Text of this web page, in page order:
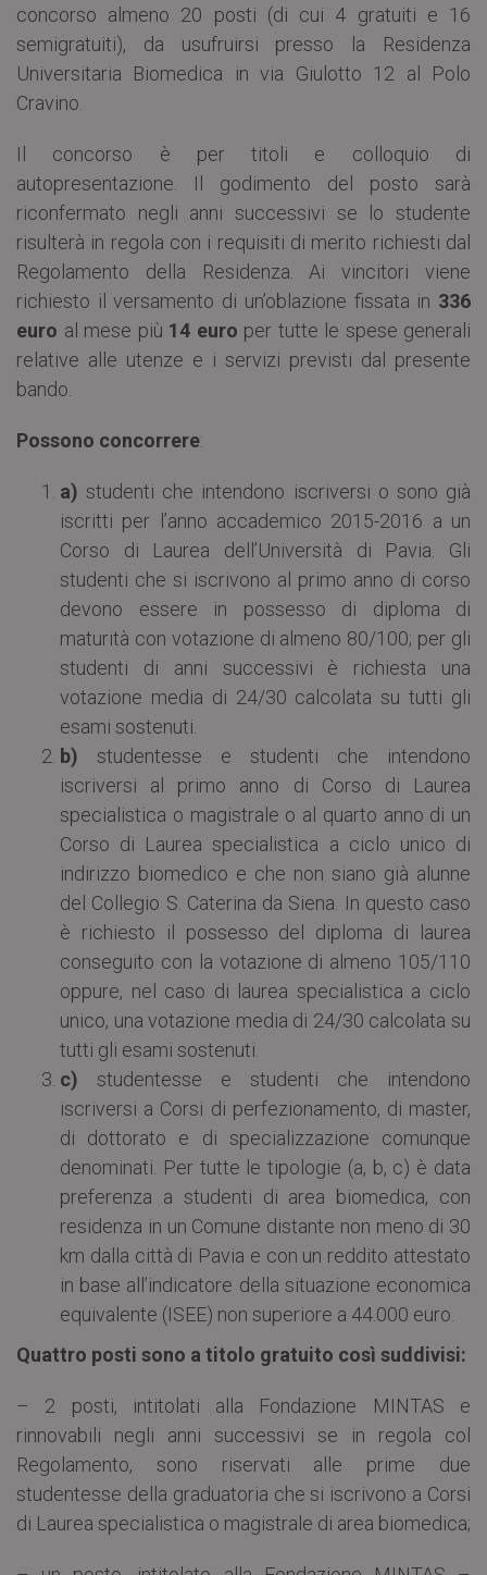
concorso almeno 20 posti (di cui 4 gratuiti e 16
semigratuiti), da usufruirsi presso la Residenza
Universitaria Biomedica in via Giulotto 12 al Polo
Cravino.
Il concorso è per titoli e colloquio di
autopresentazione. Il godimento del posto sarà
riconfermato negli anni successivi se lo studente
risulterà in regola con i requisiti di merito richiesti dal
Regolamento della Residenza. Ai vincitori viene
richiesto il versamento di un’oblazione fissata in 336
euro al mese più 14 euro per tutte le spese generali
relative alle utenze e i servizi previsti dal presente
bando.
Possono concorrere:
a)studenti che intendono iscriversi o sono già
iscritti per l’anno accademico 2015-2016 a un
Corso di Laurea dell’Università di Pavia. Gli
studenti che si iscrivono al primo anno di corso
devono essere in possesso di diploma di
maturità con votazione di almeno 80/100; per gli
studenti di anni successivi è richiesta una
votazione media di 24/30 calcolata su tutti gli
esami sostenuti.
b) studentesse e studenti che intendono
iscriversi al primo anno di Corso di Laurea
specialistica o magistrale o al quarto anno di un
Corso di Laurea specialistica a ciclo unico di
indirizzo biomedico e che non siano già alunne
del Collegio S. Caterina da Siena. In questo caso
è richiesto il possesso del diploma di laurea
conseguito con la votazione di almeno 105/110
oppure, nel caso di laurea specialistica a ciclo
unico, una votazione media di 24/30 calcolata su
tutti gli esami sostenuti.
c) studentesse e studenti che intendono
iscriversi a Corsi di perfezionamento, di master,
di dottorato e di specializzazione comunque
denominati. Per tutte le tipologie (a, b, c) è data
preferenza a studenti di area biomedica, con
residenza in un Comune distante non meno di 30
km dalla città di Pavia e con un reddito attestato
in base all’indicatore della situazione economica
equivalente (ISEE) non superiore a 44.000 euro.
Quattro posti sono a titolo gratuito così suddivisi:
– 2 posti, intitolati alla Fondazione MINTAS e
rinnovabili negli anni successivi se in regola col
Regolamento, sono riservati alle prime due
studentesse della graduatoria che si iscrivono a Corsi
di Laurea specialistica o magistrale di area biomedica;